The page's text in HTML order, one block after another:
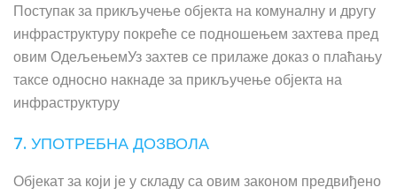
Поступак за прикључење објекта на комуналну и другу
инфраструктуру покреће се подношењем захтева пред
овим ОдељењемУз захтев се прилаже доказ о плаћању
таксе односно накнаде за прикључење објекта на
инфраструктуру
7. УПОТРЕБНА ДОЗВОЛА
Објекат за који је у складу са овим законом предвиђено